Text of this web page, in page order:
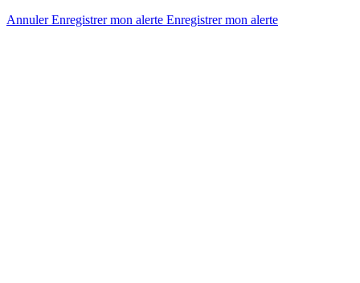
AnnulerEnregistrer mon alerte Enregistrermon alerte